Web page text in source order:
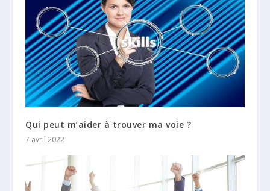
Qui peut m’aider à trouver ma voie ?
7 avril 2022